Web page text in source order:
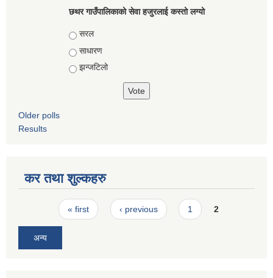
छथर गाउँपालिकाको सेवा हजुरलाई कस्तो लग्यो
Choices
सरल
साधारण
झन्जटिलो
Older polls
Results
कर तथा शुल्कहरु
Pages« first ‹ previous 1 2
अन्य